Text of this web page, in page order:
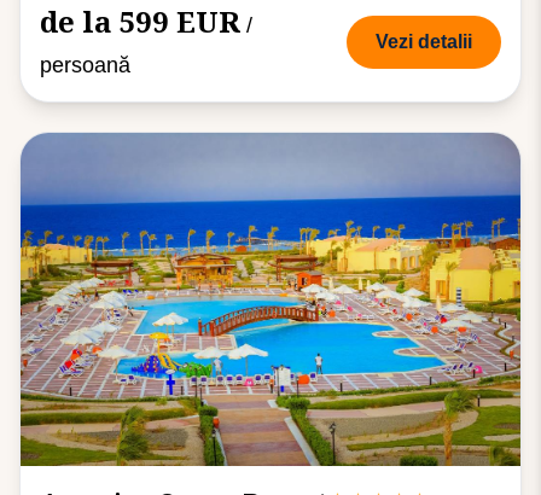
de la 599 EUR /
persoană
Vezi detalii